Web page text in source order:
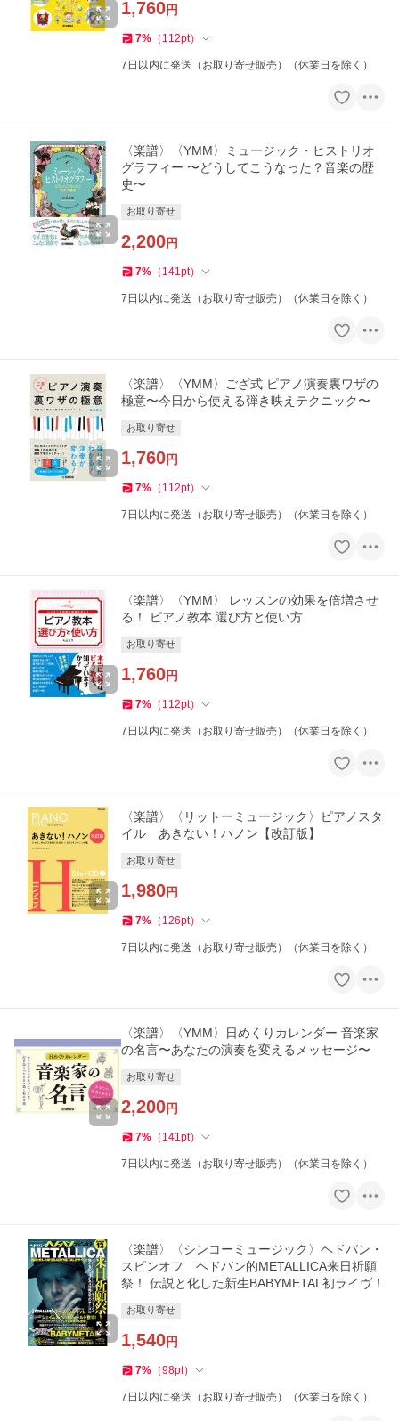
1,760円
7% （ 112pt）
7日以内に発送（お取り寄せ販売）（休業日を除く）
〈楽譜〉〈YMM〉ミュージック・ヒストリオ
グラフィー 〜どうしてこうなった？音楽の歴
史〜
お取り寄せ
2,200円
7% （ 141pt）
7日以内に発送（お取り寄せ販売）（休業日を除く）
〈楽譜〉〈YMM〉ござ式 ピアノ演奏裏ワザの
極意〜今日から使える弾き映えテクニック〜
お取り寄せ
1,760円
7% （ 112pt）
7日以内に発送（お取り寄せ販売）（休業日を除く）
〈楽譜〉〈YMM〉 レッスンの効果を倍増させ
る！ ピアノ教本 選び方と使い方
お取り寄せ
1,760円
7% （ 112pt）
7日以内に発送（お取り寄せ販売）（休業日を除く）
〈楽譜〉〈リットーミュージック〉ピアノスタ
イル あきない！ハノン【改訂版】
お取り寄せ
1,980円
7% （ 126pt）
7日以内に発送（お取り寄せ販売）（休業日を除く）
〈楽譜〉〈YMM〉日めくりカレンダー 音楽家
の名言〜あなたの演奏を変えるメッセージ〜
お取り寄せ
2,200円
7% （ 141pt）
7日以内に発送（お取り寄せ販売）（休業日を除く）
〈楽譜〉〈シンコーミュージック〉ヘドバン・
スピンオフ ヘドバン的METALLICA来日祈願
祭！ 伝説と化した新生BABYMETAL初ライヴ！
お取り寄せ
1,540円
7% （98pt）
7日以内に発送（お取り寄せ販売）（休業日を除く）